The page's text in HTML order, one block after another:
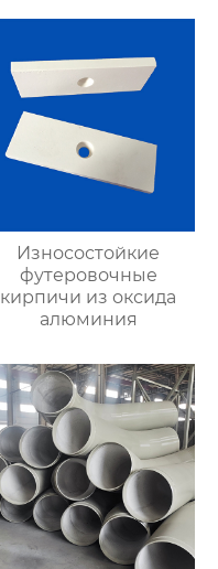
Износостойкие
футеровочные
кирпичи из оксида
алюминия